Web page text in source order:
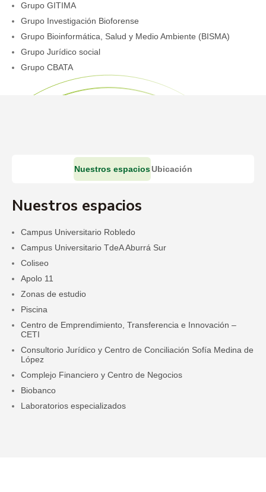
Grupo GITIMA
Grupo Investigación Bioforense
Grupo Bioinformática, Salud y Medio Ambiente (BISMA)
Grupo Jurídico social
Grupo CBATA
Nuestros espacios Ubicación
Nuestros espacios
Campus Universitario Robledo
Campus Universitario TdeA Aburrá Sur
Coliseo
Apolo 11
Zonas de estudio
Piscina
Centro de Emprendimiento, Transferencia e Innovación –
CETI
Consultorio Jurídico y Centro de Conciliación Sofía Medina de
López
Complejo Financiero y Centro de Negocios
Biobanco
Laboratorios especializados